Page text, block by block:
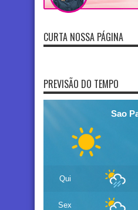
CURTA NOSSA PÁGINA
PREVISÃO DO TEMPO
Sao
Qui
Sex